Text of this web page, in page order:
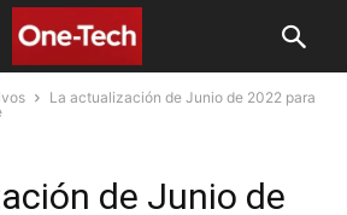
La actualización de Junio de 2022 para
de Junio de